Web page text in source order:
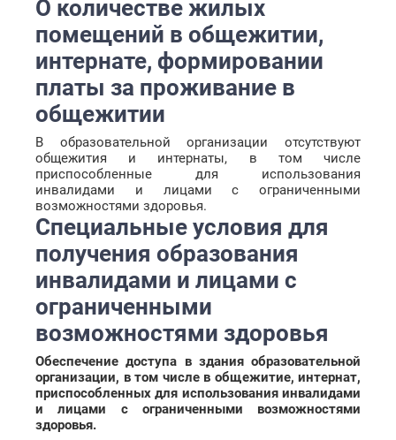
О количестве жилых
помещений в общежитии,
интернате, формировании
платы за проживание в
общежитии
В образовательной организации отсутствуют
общежития и интернаты, в том числе
приспособленные для использования
инвалидами и лицами с ограниченными
возможностями здоровья.
Специальные условия для
получения образования
инвалидами и лицами с
ограниченными
возможностями здоровья
Обеспечение доступа в здания образовательной
организации, в том числе в общежитие, интернат,
приспособленных для использования инвалидами
и лицами с ограниченными возможностями
здоровья.